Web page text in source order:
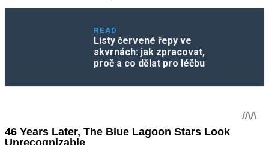
READ
Listy červené řepy ve
skvrnách: jak zpracovat,
proč a co dělat pro léčbu